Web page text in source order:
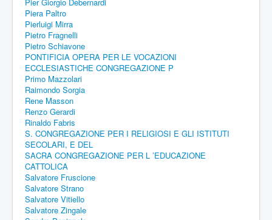
Piera Paltro
Pierluigi Mirra
Pietro Fragnelli
Pietro Schiavone
PONTIFICIA OPERA PER LE VOCAZIONI
ECCLESIASTICHE CONGREGAZIONE P
Primo Mazzolari
Raimondo Sorgia
Rene Masson
Renzo Gerardi
Rinaldo Fabris
S. CONGREGAZIONE PER I RELIGIOSI E GLI ISTITUTI
SECOLARI, E DEL
SACRA CONGREGAZIONE PER L ’EDUCAZIONE
CATTOLICA
Salvatore Fruscione
Salvatore Strano
Salvatore Vitiello
Salvatore Zingale